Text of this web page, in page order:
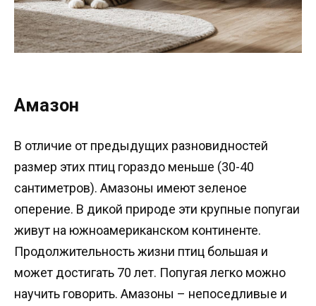
Амазон
В отличие от предыдущих разновидностей
размер этих птиц гораздо меньше (30-40
сантиметров). Амазоны имеют зеленое
оперение. В дикой природе эти крупные попугаи
живут на южноамериканском континенте.
Продолжительность жизни птиц большая и
может достигать 70 лет. Попугая легко можно
научить говорить. Амазоны – непоседливые и